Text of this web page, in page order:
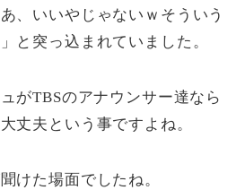
、いいやじゃないｗそういう
と突っ込まれていました。
がTBSのアナウンサー達なら
丈夫という事ですよね。
けた場面でしたね。